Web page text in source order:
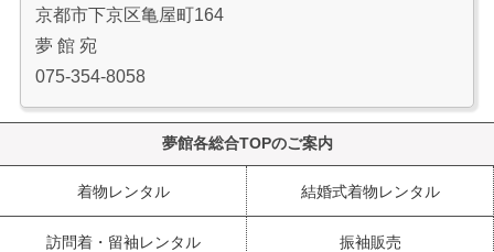
京都市下京区亀屋町164
夢 館 宛
075-354-8058
夢館各総合TOPのご案内
着物レンタル 結婚式着物レンタル
訪問着・留袖レンタル 振袖販売